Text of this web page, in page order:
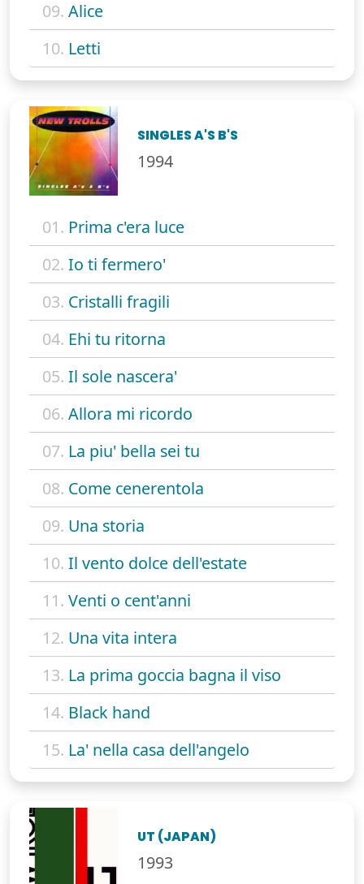
09. Alice
10. Letti
SINGLES A'S B'S
1994
01. Prima c'era luce
02. Io ti fermero'
03. Cristalli fragili
04. Ehi tu ritorna
05. Il sole nascera'
06. Allora mi ricordo
07. La piu' bella sei tu
08. Come cenerentola
09. Una storia
10. Il vento dolce dell'estate
11. Venti o cent'anni
12. Una vita intera
13. La prima goccia bagna il viso
14. Black hand
15. La' nella casa dell'angelo
UT (JAPAN)
1993